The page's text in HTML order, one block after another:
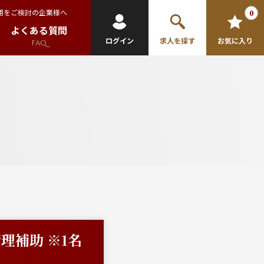
をご検討の企業様へ
よくある質問
FAQ ログイン 求人を探す お気に入り
0
補助 ※1名